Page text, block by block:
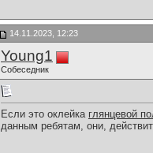
14.11.2023, 12:23
Young1
Собеседник
Если это оклейка глянцевой
данным ребятам, они,